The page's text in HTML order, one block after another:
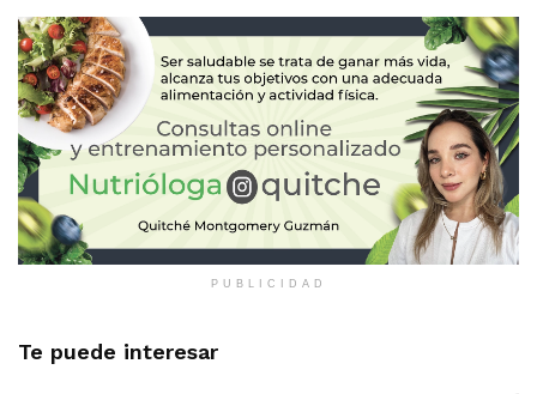
PUBLICIDAD
Te puede interesar